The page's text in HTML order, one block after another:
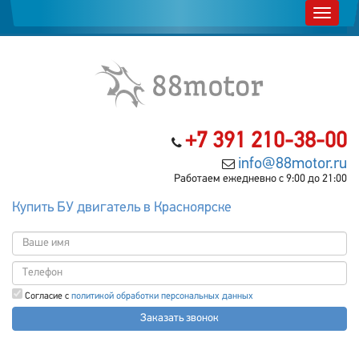
+7 391 210-38-00
info@88motor.ru
Работаем ежедневно с 9:00 до 21:00
Купить БУ двигатель в Красноярске
Согласие с политикой обработки персональных данных
Заказать звонок